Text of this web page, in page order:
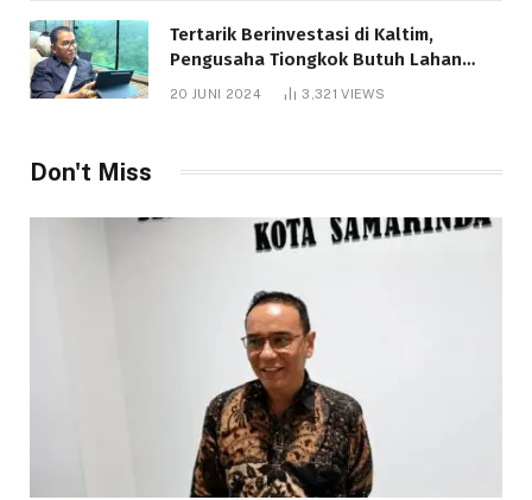
Tertarik Berinvestasi di Kaltim,
Pengusaha Tiongkok Butuh Lahan
20 JUNI 2024 3,321VIEWS
Don't Miss